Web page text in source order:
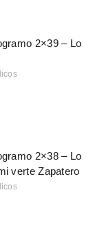
2×39 – Lo
2×38 – Lo
verte Zapatero